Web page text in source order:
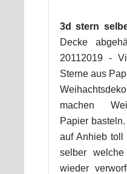
3d stern
Decke
20112019 -
Sterne aus
machen
Papier
auf Anhieb
selber
wieder